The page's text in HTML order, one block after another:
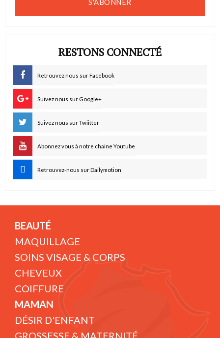
S'ABONNER
RESTONS CONNECTÉ
Retrouvez nous sur Facebook
Suivez nous sur Google+
Suivez nous sur Twiitter
Abonnez vous à notre chaine Youtube
Retrouvez-nous sur Dailymotion
BEAUTÉ
MAQUILLAGE
SOINS VISAGE & CORPS
CHEVEUX
COIFFURE
MAMAN
DÉSIR D'ENFANT